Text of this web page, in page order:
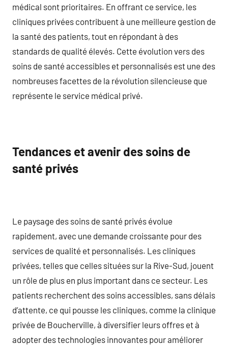
médical sont prioritaires. En offrant ce service, les
cliniques privées contribuent à une meilleure gestion de
la santé des patients, tout en répondant à des
standards de qualité élevés. Cette évolution vers des
soins de santé accessibles et personnalisés est une des
nombreuses facettes de la révolution silencieuse que
représente le service médical privé.
Tendances et avenir des soins de
santé privés
Le paysage des soins de santé privés évolue
rapidement, avec une demande croissante pour des
services de qualité et personnalisés. Les cliniques
privées, telles que celles situées sur la Rive-Sud, jouent
un rôle de plus en plus important dans ce secteur. Les
patients recherchent des soins accessibles, sans délais
d’attente, ce qui pousse les cliniques, comme la clinique
privée de Boucherville, à diversifier leurs offres et à
adopter des technologies innovantes pour améliorer